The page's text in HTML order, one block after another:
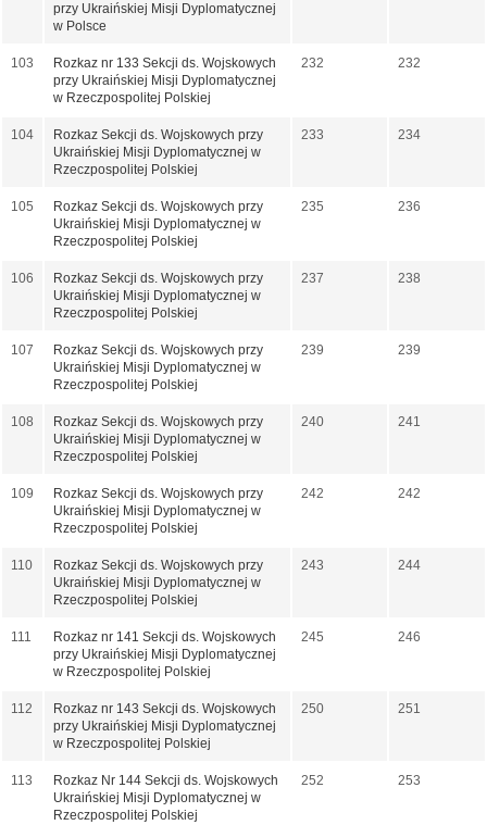
przy Ukraińskiej Misji Dyplomatycznej
w Polsce
103
Rozkaz nr 133 Sekcji ds. Wojskowych
przy Ukraińskiej Misji Dyplomatycznej
w Rzeczpospolitej Polskiej
232 232
104
Rozkaz Sekcji ds. Wojskowych przy
Ukraińskiej Misji Dyplomatycznej w
Rzeczpospolitej Polskiej
233 234
105
Rozkaz Sekcji ds. Wojskowych przy
Ukraińskiej Misji Dyplomatycznej w
Rzeczpospolitej Polskiej
235 236
106
Rozkaz Sekcji ds. Wojskowych przy
Ukraińskiej Misji Dyplomatycznej w
Rzeczpospolitej Polskiej
237 238
107
Rozkaz Sekcji ds. Wojskowych przy
Ukraińskiej Misji Dyplomatycznej w
Rzeczpospolitej Polskiej
239 239
108
Rozkaz Sekcji ds. Wojskowych przy
Ukraińskiej Misji Dyplomatycznej w
Rzeczpospolitej Polskiej
240 241
109
Rozkaz Sekcji ds. Wojskowych przy
Ukraińskiej Misji Dyplomatycznej w
Rzeczpospolitej Polskiej
242 242
110
Rozkaz Sekcji ds. Wojskowych przy
Ukraińskiej Misji Dyplomatycznej w
Rzeczpospolitej Polskiej
243 244
111
Rozkaz nr 141 Sekcji ds. Wojskowych
przy Ukraińskiej Misji Dyplomatycznej
w Rzeczpospolitej Polskiej
245 246
112
Rozkaz nr 143 Sekcji ds. Wojskowych
przy Ukraińskiej Misji Dyplomatycznej
w Rzeczpospolitej Polskiej
250 251
113
Rozkaz Nr 144 Sekcji ds. Wojskowych
Ukraińskiej Misji Dyplomatycznej w
Rzeczpospolitej Polskiej
252 253